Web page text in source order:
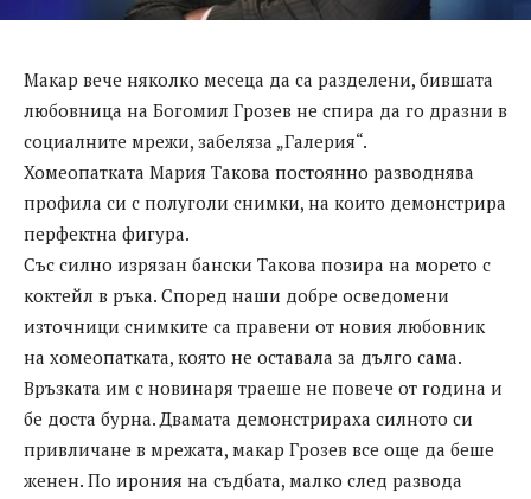
Макар вече няколко месеца да са разделени, бившата
любовница на Богомил Грозев не спира да го дразни в
социалните мрежи, забеляза „Галерия“.
Хомеопатката Мария Такова постоянно разводнява
профила си с полуголи снимки, на които демонстрира
перфектна фигура.
Със силно изрязан бански Такова позира на морето с
коктейл в ръка. Според наши добре осведомени
източници снимките са правени от новия любовник
на хомеопатката, която не оставала за дълго сама.
Връзката им с новинаря траеше не повече от година и
бе доста бурна. Двамата демонстрираха силното си
привличане в мрежата, макар Грозев все още да беше
женен. По ирония на съдбата, малко след развода